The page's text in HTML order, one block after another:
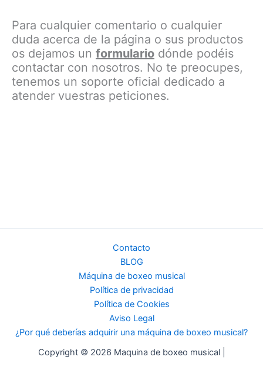
Para cualquier comentario o cualquier
duda acerca de la página o sus productos
os dejamos un formulario dónde podéis
contactar con nosotros. No te preocupes,
tenemos un soporte oficial dedicado a
atender vuestras peticiones.
Contacto
BLOG
Máquina de boxeo musical
Política de privacidad
Política de Cookies
Aviso Legal
¿Por qué deberías adquirir una máquina de boxeo musical?
Copyright © 2026 Maquina de boxeo musical |